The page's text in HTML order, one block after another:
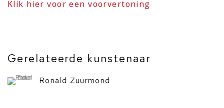
Klik hier voor een voorvertoning
Gerelateerde kunstenaar
Ronald Zuurmond